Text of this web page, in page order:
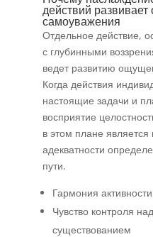
действий
самоуважения
Отдельное действие,
с глубинными
ведет развитию
Когда действия
настоящие задачи и
восприятие
в этом плане является
адекватности
пути.
Гармония
Чувство контроля
существованием